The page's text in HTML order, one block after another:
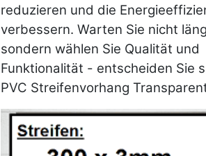
reduzieren und die
verbessern. Warten Sie nicht
sondern wählen Sie Qualität und
Funktionalität - entscheiden Sie
PVC Streifenvorhang